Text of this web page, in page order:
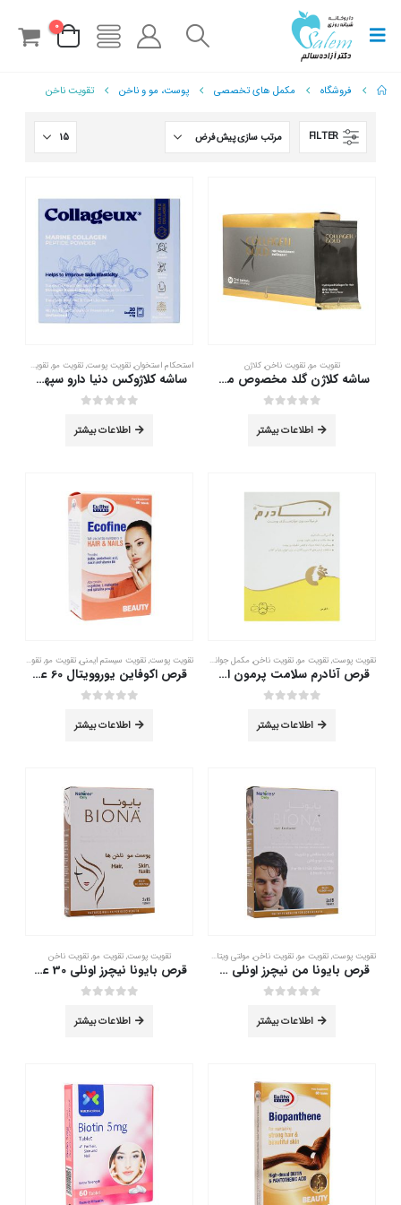
0
فروشگاه مکمل های تخصصی پوست، مو و ناخن تقویت ناخن
FILTER
تقویت مو,تقویت ناخن,کلاژن
ساشه کلاژن گلد مخصوص مو آدریان 20 عدد
اطلاعات بیشتر
استحکام استخوان, تقویت پوست, تقویت مو, تقویت ناخن
ساشه کلاژوکس دنیا دارو سپهر 20 عدد
اطلاعات بیشتر
تقویت پوست, تقویت مو, تقویت ناخن, مکمل جوانسازی
قرص آنادرم سلامت پرمون امین 60 عدد
اطلاعات بیشتر
تقویت پوست, تقویت سیستم ایمنی, تقویت مو, تقویت ناخن
قرص اکوفاین یوروویتال 60 عدد
اطلاعات بیشتر
تقویت پوست, تقویت مو, تقویت ناخن, مولتی ویتامین آقایان
قرص بایونا من نیچرز اونلی 30 عدد
اطلاعات بیشتر
تقویت پوست,تقویت مو,تقویت ناخن
قرص بایونا نیچرز اونلی 30 عدد
اطلاعات بیشتر